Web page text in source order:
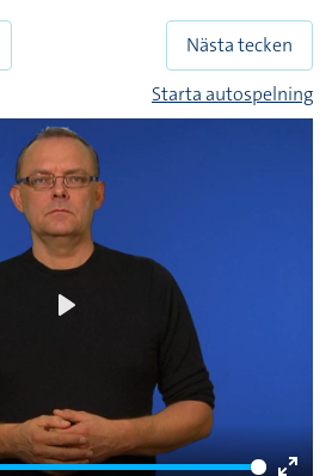
Nästa tecken
Starta autospelning